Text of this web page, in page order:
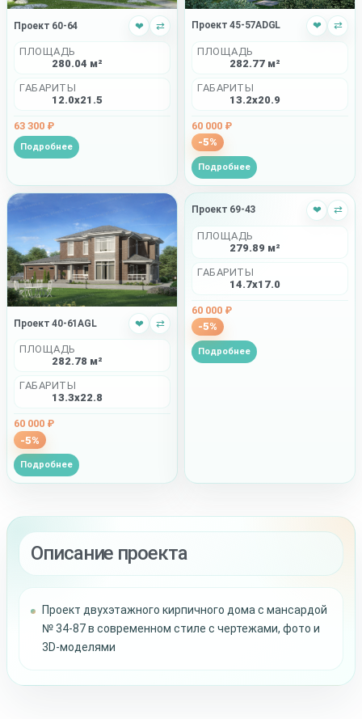
Проект 60-64 ❤ ⇄
ПЛОЩАДЬ
280.04 м²
ГАБАРИТЫ
12.0x21.5
63 300 ₽
Подробнее
Проект 45-57ADGL ❤ ⇄
ПЛОЩАДЬ
282.77 м²
ГАБАРИТЫ
13.2x20.9
60 000 ₽
-5%
Подробнее
Проект 40-61AGL ❤ ⇄
ПЛОЩАДЬ
282.78 м²
ГАБАРИТЫ
13.3x22.8
60 000 ₽
-5%
Подробнее
Проект 69-43 ❤ ⇄
ПЛОЩАДЬ
279.89 м²
ГАБАРИТЫ
14.7x17.0
60 000 ₽
-5%
Подробнее
Описание проекта
Проект двухэтажного кирпичного дома с мансардой
№ 34-87 в современном стиле с чертежами, фото и
3D-моделями